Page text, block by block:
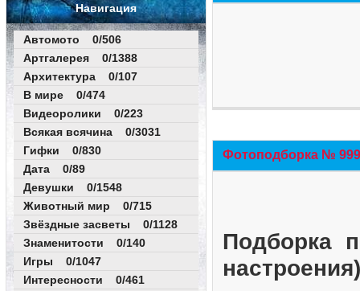
Навигация
Автомото 0/506
Артгалерея 0/1388
Архитектура 0/107
В мире 0/474
Видеоролики 0/223
Всякая всячина 0/3031
Гифки 0/830
Дата 0/89
Девушки 0/1548
Животный мир 0/715
Звёздные засветы 0/1128
Знаменитости 0/140
Игры 0/1047
Интересности 0/461
Фотоподборка №
Подборка